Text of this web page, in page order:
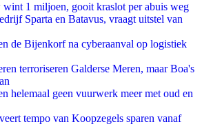
wint 1 miljoen, gooit kraslot per abuis weg
Sparta en Batavus, vraagt uitstel van
de Bijenkorf na cyberaanval op logistiek
terroriseren Galderse Meren, maar Boa's
helemaal geen vuurwerk meer met oud en
tempo van Koopzegels sparen vanaf